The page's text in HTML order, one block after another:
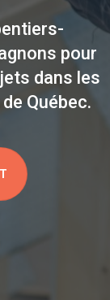
pour
dans les
Québec.